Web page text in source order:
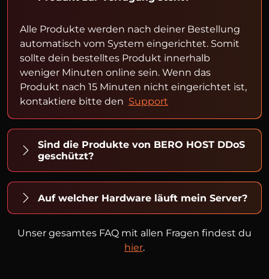
Alle Produkte werden nach deiner Bestellung
automatisch vom System eingerichtet. Somit
sollte dein bestelltes Produkt innerhalb
weniger Minuten online sein. Wenn das
Produkt nach 15 Minuten nicht eingerichtet ist,
kontaktiere bitte den Support
Sind die Produkte von BERO HOST DDoS
geschützt?
Auf welcher Hardware läuft mein Server?
Unser gesamtes FAQ mit allen Fragen findest du
hier.